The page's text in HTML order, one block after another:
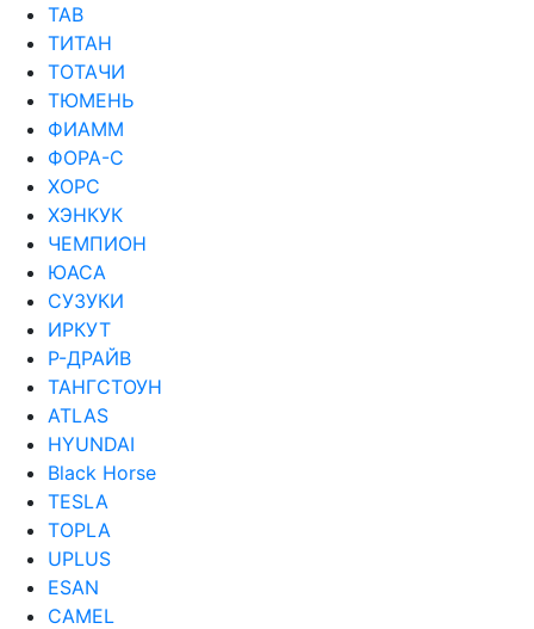
ТАВ
ТИТАН
ТОТАЧИ
ТЮМЕНЬ
ФИАММ
ФОРА-С
ХОРС
ХЭНКУК
ЧЕМПИОН
ЮАСА
СУЗУКИ
ИРКУТ
Р-ДРАЙВ
ТАНГСТОУН
ATLAS
HYUNDAI
Black Horse
TESLA
TOPLA
UPLUS
ESAN
CAMEL